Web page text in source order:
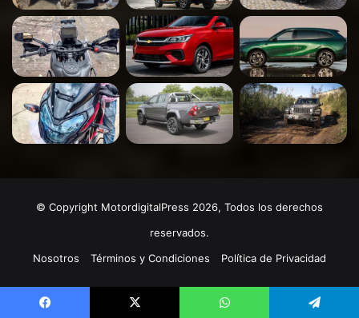
© Copyright MotordigitalPress 2026, Todos los derechos
reservados.
Nosotros
Términos y Condiciones Política de Privacidad